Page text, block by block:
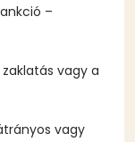
–
vagy a
vagy